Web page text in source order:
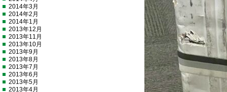
2014年3月
2014年2月
2014年1月
2013年12月
2013年11月
2013年10月
2013年9月
2013年8月
2013年7月
2013年6月
2013年5月
2013年4月